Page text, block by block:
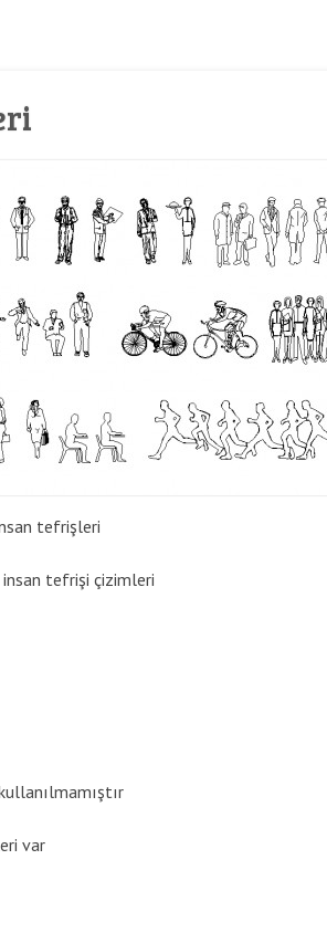
tefrişleri
tefrişi çizimleri
var